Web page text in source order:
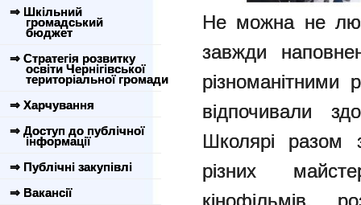
⇒ Шкільний
громадський
бюджет
⇒ Стратегія розвитку
освіти Чернігівської
територіальної громади
⇒ Харчування
⇒ Доступ до публічної
інформації
⇒ Публічні закупівлі
⇒ Вакансії
Не можна не
завжди
різноманітними
відпочивали
Школярі разом
різних
кінофільмів,